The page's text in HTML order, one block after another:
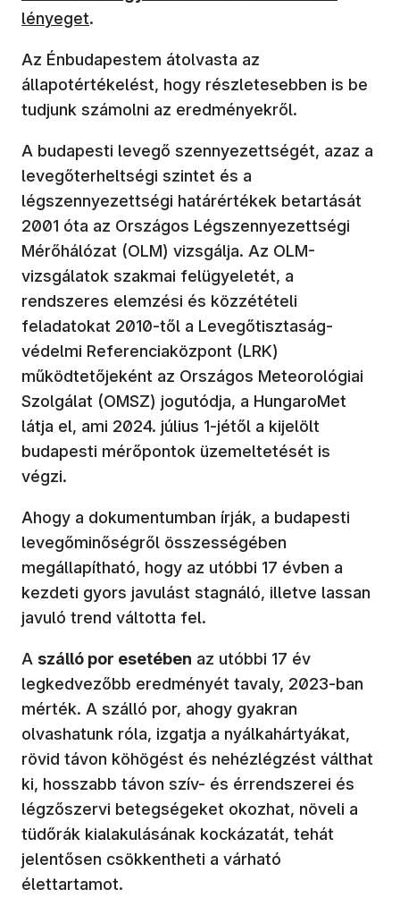
lényeget.
Az Énbudapestem átolvasta az
állapotértékelést, hogy részletesebben is be
tudjunk számolni az eredményekről.
A budapesti levegő szennyezettségét, azaz a
levegőterheltségi szintet és a
légszennyezettségi határértékek betartását
2001 óta az Országos Légszennyezettségi
Mérőhálózat (OLM) vizsgálja. Az OLM-
vizsgálatok szakmai felügyeletét, a
rendszeres elemzési és közzétételi
feladatokat 2010-től a Levegőtisztaság-
védelmi Referenciaközpont (LRK)
működtetőjeként az Országos Meteorológiai
Szolgálat (OMSZ) jogutódja, a HungaroMet
látja el, ami 2024. július 1-jétől a kijelölt
budapesti mérőpontok üzemeltetését is
végzi.
Ahogy a dokumentumban írják, a budapesti
levegőminőségről összességében
megállapítható, hogy az utóbbi 17 évben a
kezdeti gyors javulást stagnáló, illetve lassan
javuló trend váltotta fel.
A szálló por esetében az utóbbi 17 év
legkedvezőbb eredményét tavaly, 2023-ban
mérték. A szálló por, ahogy gyakran
olvashatunk róla, izgatja a nyálkahártyákat,
rövid távon köhögést és nehézlégzést válthat
ki, hosszabb távon szív- és érrendszerei és
légzőszervi betegségeket okozhat, növeli a
tüdőrák kialakulásának kockázatát, tehát
jelentősen csökkentheti a várható
élettartamot.